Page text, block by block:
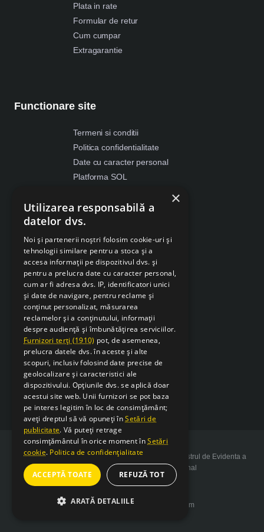
Plata in rate
Formular de retur
Cum cumpar
Extragarantie
Functionare site
Termeni si conditii
Politica confidentialitate
Date cu caracter personal
Platforma SOL
Despre Cookies
Retragere din contract
Copyright 2026 SarcSudex.ro Website inscris in Registrul de Evidenta a
Prelucrarii de Date cu Caracter Personal
Website design by web-Bsolutions.com
×
Utilizarea responsabilă a
datelor dvs.
Noi și partenerii noștri folosim cookie-uri și
tehnologii similare pentru a stoca și a
accesa informații pe dispozitivul dvs. și
pentru a prelucra date cu caracter personal,
cum ar fi adresa dvs. IP, identificatori unici
și date de navigare, pentru reclame și
conținut personalizat, măsurarea
reclamelor și a conținutului, informații
despre audiență și îmbunătățirea serviciilor.
Furnizori terți (1910) pot, de asemenea,
prelucra datele dvs. în aceste și alte
scopuri, inclusiv folosind date precise de
geolocalizare și caracteristici ale
dispozitivului. Opțiunile dvs. se aplică doar
acestui site web. Unii furnizori se pot baza
pe interes legitim în loc de consimțământ;
aveți dreptul să vă opuneți înSetări de
publicitate. Vă puteți retrage
consimțământul în orice moment înSetări
cookie. Politica de confidențialitate
ACCEPTĂ TOATE REFUZĂ TOT
ARATĂ DETALIILE